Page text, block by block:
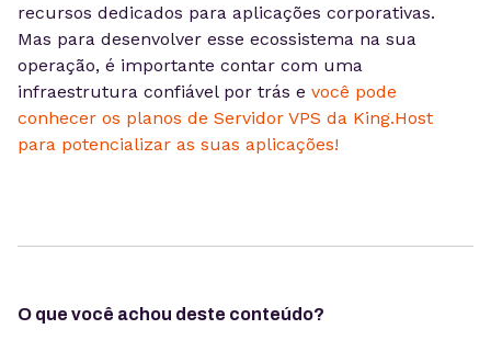
recursos dedicados para aplicações corporativas.
Mas para desenvolver esse ecossistema na sua
operação, é importante contar com uma
infraestrutura confiável por trás e você pode
conhecer os planos de Servidor VPS da King.Host
para potencializar as suas aplicações!
O que você achou deste conteúdo?